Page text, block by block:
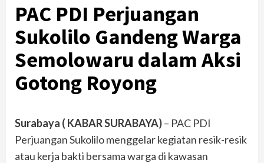
PAC PDI Perjuangan
Sukolilo Gandeng Warga
Semolowaru dalam Aksi
Gotong Royong
Surabaya ( KABAR SURABAYA)– PAC PDI
Perjuangan Sukolilo menggelar kegiatan resik-resik
atau kerja bakti bersama warga di kawasan